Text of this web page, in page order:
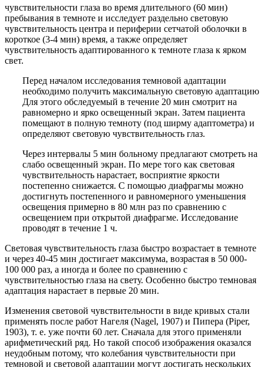
чувствительности глаза во время длительного (60 мин)
пребывания в темноте и исследует раздельно световую
чувствительность центра и периферии сетчатой оболочки в
короткое (3-4 мин) время, а также определяет
чувствительность адаптированного к темноте глаза к ярком
свет.
Перед началом исследования темновой адаптации
необходимо получить максимальную световую адаптацию
Для этого обследуемый в течение 20 мин смотрит на
равномерно и ярко освещенный экран. Затем пациента
помещают в полную темноту (под ширму адаптометра) и
определяют световую чувствительность глаз.
Через интервалы 5 мин больному предлагают смотреть на
слабо освещенный экран. По мере того как световая
чувствительность нарастает, восприятие яркости
постепенно снижается. С помощью диафрагмы можно
достигнуть постепенного и равномерного уменьшения
освещения примерно в 80 млн раз по сравнению с
освещением при открытой диафрагме. Исследование
проводят в течение 1 ч.
Световая чувствительность глаза быстро возрастает в темноте
и через 40-45 мин достигает максимума, возрастая в 50 000-
100 000 раз, а иногда и более по сравнению с
чувствительностью глаза на свету. Особенно быстро темновая
адаптация нарастает в первые 20 мин.
Изменения световой чувствительности в виде кривых стали
применять после работ Нагеля (Nagel, 1907) и Пипера (Piper,
1903), т. е. уже почти 60 лет. Сначала для этого применяли
арифметический ряд. Но такой способ изображения оказался
неудобным потому, что колебания чувствительности при
темновой и световой адаптации могут достигать нескольких